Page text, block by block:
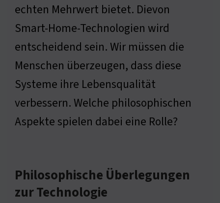
echten Mehrwert bietet. Dievon
Smart-Home-Technologien wird
entscheidend sein. Wir müssen die
Menschen überzeugen, dass diese
Systeme ihre Lebensqualität
verbessern. Welche philosophischen
Aspekte spielen dabei eine Rolle?
Philosophische Überlegungen
zur Technologie